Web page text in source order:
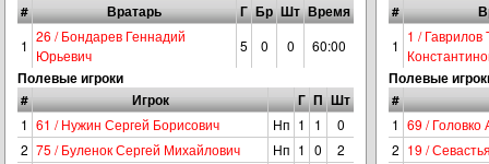
#
Вратарь Г Бр Шт Время
1
26 / Бондарев Геннадий
Юрьевич
5 0 0 60:00
Полевые игроки
#
Игрок Г П Шт
1 61 / Нужин Сергей Борисович Нп 1 1
0
2 75 / Буленок Сергей Михайлович Нп 1 0
2
#
1
1 /
Полевые
#
1 69 / Головко
2 19 /